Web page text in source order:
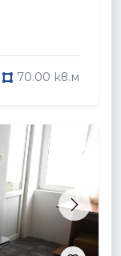
70.00 кв.м
Next